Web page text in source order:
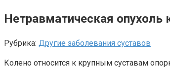
Нетравматическая опухоль
Рубрика: Другие заболевания суставов
Колено относится к крупным суставам